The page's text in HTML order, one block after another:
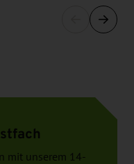
mit unserem 14-